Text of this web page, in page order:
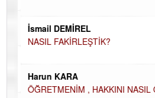
İsmail DEMİREL
NASIL FAKİRLEŞTİK?
Harun KARA
ÖĞRETMENİM , HAKKINI NASIL